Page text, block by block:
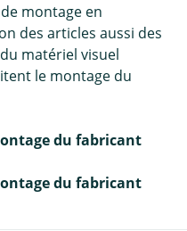
montage en
des articles aussi des
matériel visuel
le montage du
du fabricant
du fabricant